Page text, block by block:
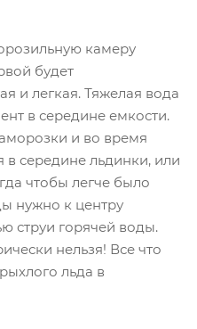
камеру
будет
и легкая. Тяжелая вода
в середине емкости.
и во время
в середине льдинки, или
чтобы легче было
нужно к центру
струи горячей воды.
нельзя! Все что
льда в